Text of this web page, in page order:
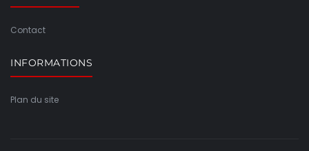
Contact
INFORMATIONS
Plan du site